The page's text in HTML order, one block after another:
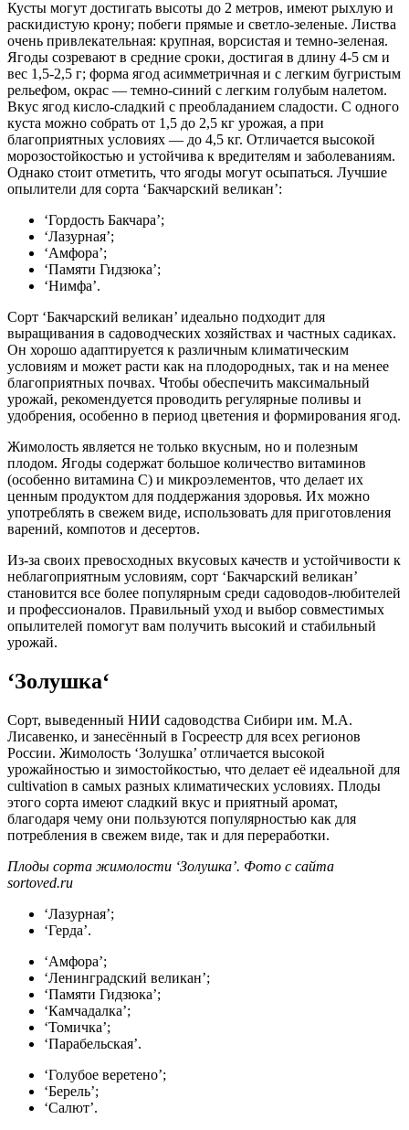
Кусты могут достигать высоты до 2 метров, имеют рыхлую и
раскидистую крону; побеги прямые и светло-зеленые. Листва
очень привлекательная: крупная, ворсистая и темно-зеленая.
Ягоды созревают в средние сроки, достигая в длину 4-5 см и
вес 1,5-2,5 г; форма ягод асимметричная и с легким бугристым
рельефом, окрас — темно-синий с легким голубым налетом.
Вкус ягод кисло-сладкий с преобладанием сладости. С одного
куста можно собрать от 1,5 до 2,5 кг урожая, а при
благоприятных условиях — до 4,5 кг. Отличается высокой
морозостойкостью и устойчива к вредителям и заболеваниям.
Однако стоит отметить, что ягоды могут осыпаться. Лучшие
опылители для сорта ‘Бакчарский великан’:
‘Гордость Бакчара’;
‘Лазурная’;
‘Амфора’;
‘Памяти Гидзюка’;
‘Нимфа’.
Сорт ‘Бакчарский великан’ идеально подходит для
выращивания в садоводческих хозяйствах и частных садиках.
Он хорошо адаптируется к различным климатическим
условиям и может расти как на плодородных, так и на менее
благоприятных почвах. Чтобы обеспечить максимальный
урожай, рекомендуется проводить регулярные поливы и
удобрения, особенно в период цветения и формирования ягод.
Жимолость является не только вкусным, но и полезным
плодом. Ягоды содержат большое количество витаминов
(особенно витамина C) и микроэлементов, что делает их
ценным продуктом для поддержания здоровья. Их можно
употреблять в свежем виде, использовать для приготовления
варений, компотов и десертов.
Из-за своих превосходных вкусовых качеств и устойчивости к
неблагоприятным условиям, сорт ‘Бакчарский великан’
становится все более популярным среди садоводов-любителей
и профессионалов. Правильный уход и выбор совместимых
опылителей помогут вам получить высокий и стабильный
урожай.
‘Золушка‘
Сорт, выведенный НИИ садоводства Сибири им. М.А.
Лисавенко, и занесённый в Госреестр для всех регионов
России. Жимолость ‘Золушка’ отличается высокой
урожайностью и зимостойкостью, что делает её идеальной для
cultivation в самых разных климатических условиях. Плоды
этого сорта имеют сладкий вкус и приятный аромат,
благодаря чему они пользуются популярностью как для
потребления в свежем виде, так и для переработки.
Плоды сорта жимолости ‘Золушка’. Фото с сайта
sortoved.ru
‘Лазурная’;
‘Герда’.
‘Амфора’;
‘Ленинградский великан’;
‘Памяти Гидзюка’;
‘Камчадалка’;
‘Томичка’;
‘Парабельская’.
‘Голубое веретено’;
‘Берель’;
‘Салют’.